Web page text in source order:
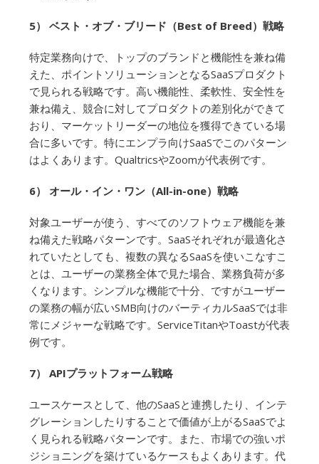
5） ベスト・オブ・ブリード（Best of Breed）戦略
特定業務向けで、トップのブランドと機能性を兼ね備
えた、ポイントソリューションとなるSaaSプロダクト
で見られる戦略です。高い機能性、柔軟性、安全性を
兼ね備え、競合に対してプロダクトの差別化ができて
おり、マーケットリーダーの地位を獲得できている場
合に多いです。特にエンプラ向けSaaSでこのパターン
はよくあります。QualtricsやZoomが代表例です。
6） オール・イン・ワン（All-in-one）戦略
対象ユーザーが使う、すべてのソフトウェア機能を兼
ね備えた戦略パターンです。SaaSそれぞれが最適化さ
れていたとしても、複数の異なるSaaSを使いこなすこ
とは、ユーザーの業務全体で見た場合、業務負荷が多
くなります。シンプルな機能で十分、ですがユーザー
の業務の幅が広いSMB向けのバーティカルSaaSでは非
常にメジャーな戦略です。ServiceTitanやToastが代表
例です。
7） APIプラットフォーム戦略
ユースケースとして、他のSaaSと連携したり、インテ
グレーションしたりすることで価値が上がるSaaSでよ
く見られる戦略パターンです。また、市場での強いポ
ジショニングを築けているケースもよくあります。代